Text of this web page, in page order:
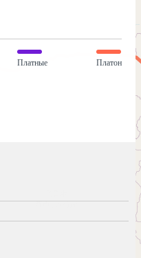
Платные Платон